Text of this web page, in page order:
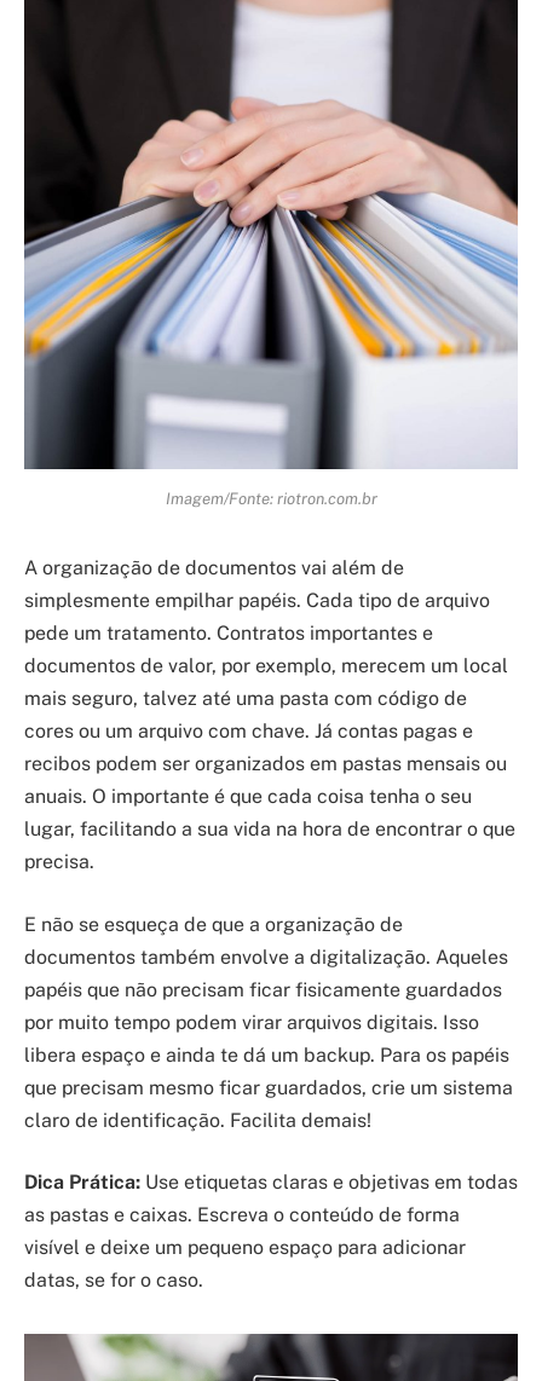
Imagem/Fonte: riotron.com.br
A organização de documentos vai além de
simplesmente empilhar papéis. Cada tipo de arquivo
pede um tratamento. Contratos importantes e
documentos de valor, por exemplo, merecem um local
mais seguro, talvez até uma pasta com código de
cores ou um arquivo com chave. Já contas pagas e
recibos podem ser organizados em pastas mensais ou
anuais. O importante é que cada coisa tenha o seu
lugar, facilitando a sua vida na hora de encontrar o que
precisa.
E não se esqueça de que a organização de
documentos também envolve a digitalização. Aqueles
papéis que não precisam ficar fisicamente guardados
por muito tempo podem virar arquivos digitais. Isso
libera espaço e ainda te dá um backup. Para os papéis
que precisam mesmo ficar guardados, crie um sistema
claro de identificação. Facilita demais!
Dica Prática: Use etiquetas claras e objetivas em todas
as pastas e caixas. Escreva o conteúdo de forma
visível e deixe um pequeno espaço para adicionar
datas, se for o caso.